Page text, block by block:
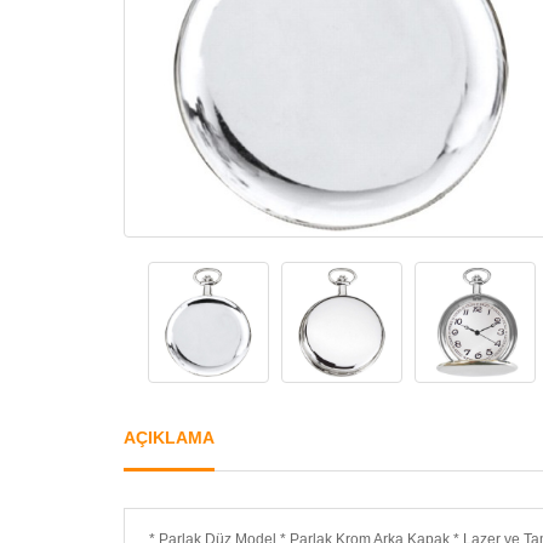
AÇIKLAMA
* Parlak Düz Model * Parlak Krom Arka Kapak * Lazer ve